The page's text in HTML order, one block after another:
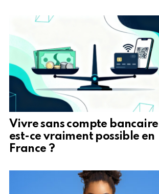
Vivre sans compte bancaire
est-ce vraiment possible en
France ?